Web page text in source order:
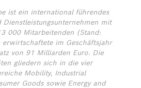
ist ein international führendes
Dienstleistungsunternehmen mit
000 Mitarbeitenden (Stand:
im Geschäftsjahr
von 91 Milliarden Euro. Die
gliedern sich in die vier
Mobility, Industrial
Goods sowie Energy and